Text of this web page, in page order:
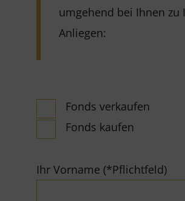
umgehend bei Ihnen zu
Anliegen:
Fonds verkaufen
Fonds kaufen
Ihr Vorname (*Pflichtfeld)